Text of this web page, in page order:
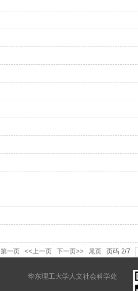
第一页 <<上一页 下一页>> 尾页 页码 2/7
华东理工大学人文社会科学处